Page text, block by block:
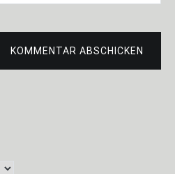
KOMMENTAR ABSCHICKEN